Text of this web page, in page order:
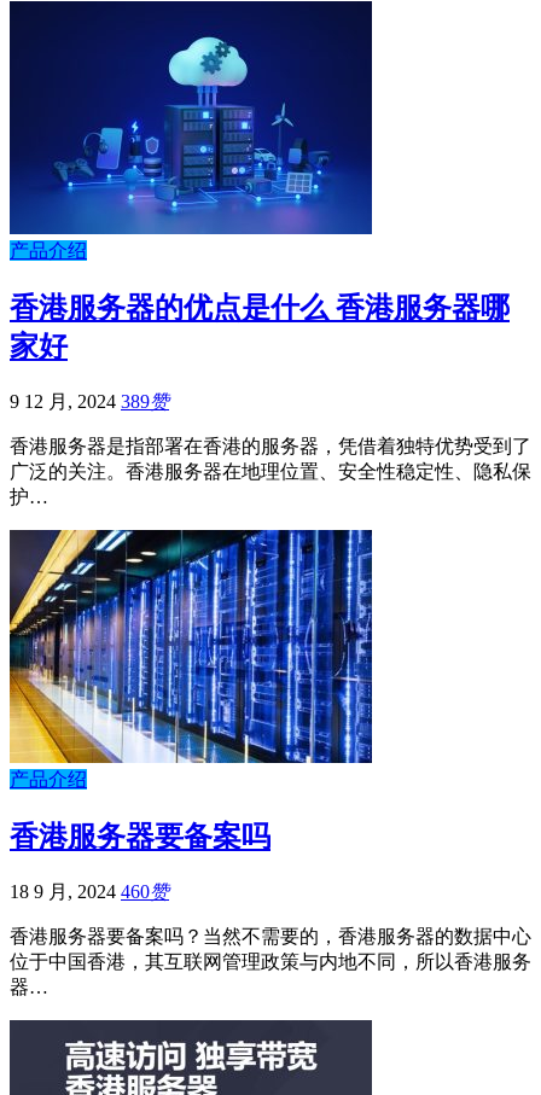
产品介绍
香港服务器的优点是什么 香港服务器哪
家好
9 12 月, 2024 389赞
香港服务器是指部署在香港的服务器，凭借着独特优势受到了
广泛的关注。香港服务器在地理位置、安全性稳定性、隐私保
护…
产品介绍
香港服务器要备案吗
18 9 月, 2024 460赞
香港服务器要备案吗？当然不需要的，香港服务器的数据中心
位于中国香港，其互联网管理政策与内地不同，所以香港服务
器…